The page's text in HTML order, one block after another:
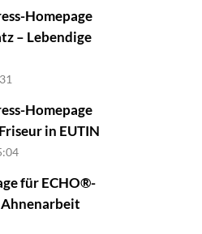
Homepage
– Lebendige
Homepage
in EUTIN
für ECHO®-